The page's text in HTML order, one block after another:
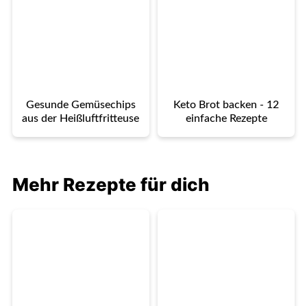
Gesunde Gemüsechips
aus der Heißluftfritteuse
Keto Brot backen - 12
einfache Rezepte
Mehr Rezepte für dich